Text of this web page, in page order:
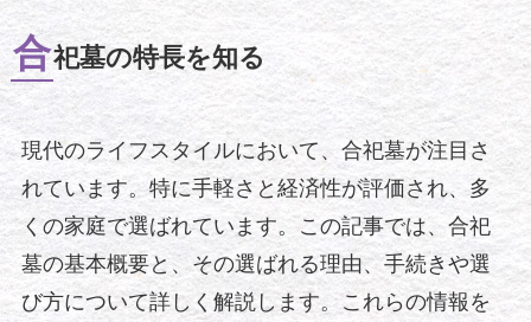
合祀墓の特長を知る
現代のライフスタイルにおいて、合祀墓が注目さ
れています。特に手軽さと経済性が評価され、多
くの家庭で選ばれています。この記事では、合祀
墓の基本概要と、その選ばれる理由、手続きや選
び方について詳しく解説します。これらの情報を